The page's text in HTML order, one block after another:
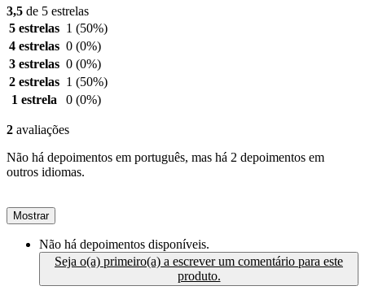
3,5 de 5 estrelas
5 estrelas 1 (50%)
4 estrelas 0 (0%)
3 estrelas 0 (0%)
2 estrelas 1 (50%)
1 estrela
0 (0%)
2 avaliações
Não há depoimentos em português, mas há 2 depoimentos em
outros idiomas.
Mostrar
Não há depoimentos disponíveis.
Seja o(a) primeiro(a) a escrever um comentário para este
produto.